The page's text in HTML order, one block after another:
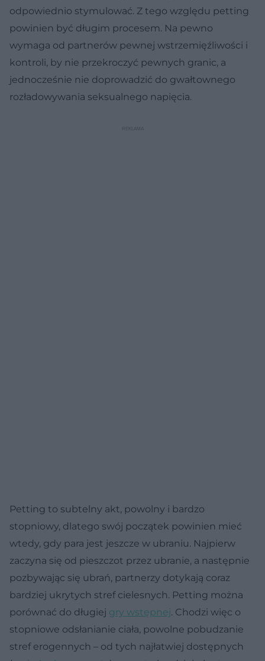
odpowiednio stymulować. Z tego względu petting
powinien być długim procesem. Na pewno
wymaga od partnerów pewnej wstrzemięźliwości i
kontroli, by nie przekroczyć pewnych granic, a
jednocześnie nie doprowadzić do gwałtownego
rozładowywania seksualnego napięcia.
Petting to subtelny akt, powolny i bardzo
stopniowy, dlatego swój początek powinien mieć
wtedy, gdy para jest jeszcze w ubraniu. Najpierw
zaczyna się od pieszczot przez ubranie, a następnie
pozbywając się ubrań, partnerzy dotykają coraz
bardziej ukrytych stref cielesnych. Petting można
porównać do długiej gry wstępnej. Chodzi więc o
stopniowe odsłanianie ciała, powolne pobudzanie
stref erogennych – od tych najłatwiej dostępnych